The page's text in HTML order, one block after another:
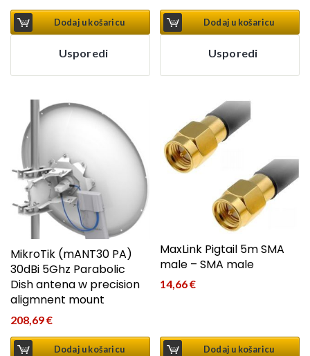
Dodaj u košaricu
Usporedi
Dodaj u košaricu
Usporedi
MikroTik (mANT30 PA)
30dBi 5Ghz Parabolic
Dish antena w precision
aligmnent mount
208,69€
Dodaj u košaricu
MaxLink Pigtail 5m SMA
male – SMA male
14,66€
Dodaj u košaricu